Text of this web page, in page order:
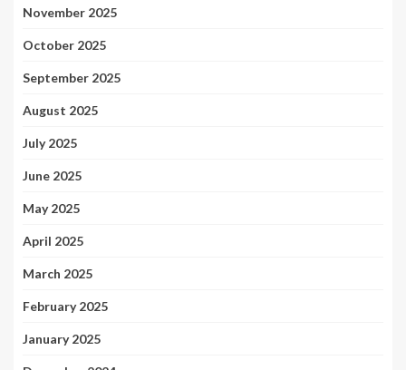
November 2025
October 2025
September 2025
August 2025
July 2025
June 2025
May 2025
April 2025
March 2025
February 2025
January 2025